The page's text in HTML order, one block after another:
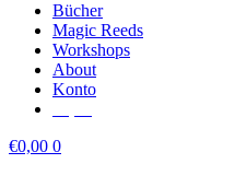
Bücher
Magic Reeds
Workshops
About
Konto
€0,00 0